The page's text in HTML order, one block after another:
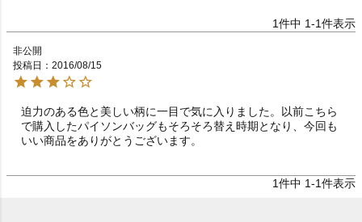
1件中 1-1件表示
非公開
投稿日
2016/08/15
迫力のある色と美しい柄に一目で気に入りました。以前こちら
で購入したパイソンバッグもそろそろ替え時期となり、今回も
いい商品をありがとうございます。
1件中 1-1件表示